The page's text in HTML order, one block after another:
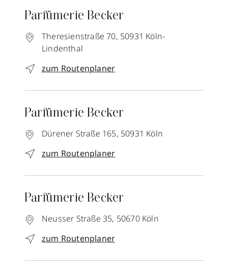
Parfümerie Becker
Theresienstraße 70, 50931 Köln-
Lindenthal
zum Routenplaner
Parfümerie Becker
Dürener Straße 165, 50931 Köln
zum Routenplaner
Parfümerie Becker
Neusser Straße 35, 50670 Köln
zum Routenplaner